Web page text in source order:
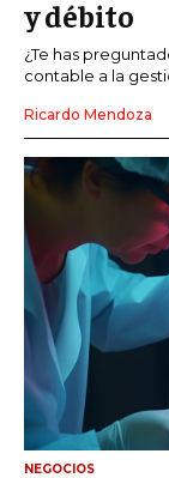
y débito
¿Te has
contable a la
Ricardo Mendoza
NEGOCIOS